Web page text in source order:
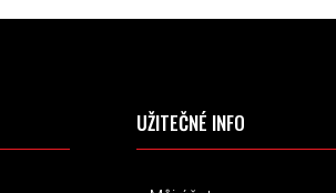
UŽITEČNÉ INFO